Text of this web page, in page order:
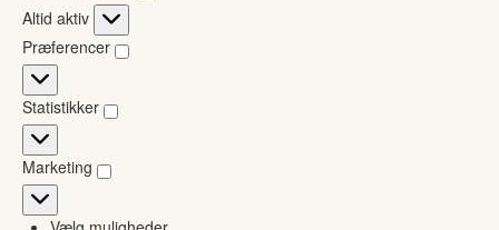
Funktionsdygtig
Altid aktiv
Præferencer
Præferencer
Statistikker
Statistikker
Marketing
Marketing